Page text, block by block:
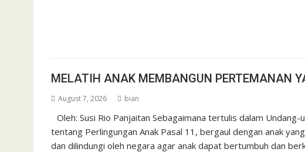
MELATIH ANAK MEMBANGUN PERTEMANAN
August 7, 2026 bian
Oleh: Susi Rio Panjaitan Sebagaimana tertulis dalam
tentang Perlingungan Anak Pasal 11, bergaul dengan anak
dan dilindungi oleh negara agar anak dapat bertumbuh dan